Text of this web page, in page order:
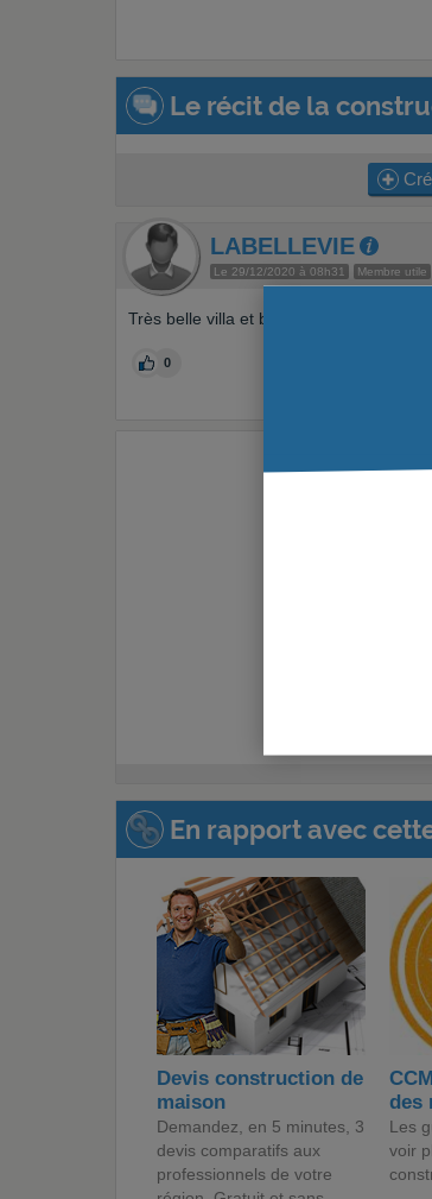
Le récit de la
LABELLEVIE
Le 29/12/2020 à 08h31 Membre utile
Très belle villa et beau projet, bonne
0
En rapport avec
Devis construction de
maison
Demandez, en 5 minutes, 3
devis comparatifs aux
professionnels de votre
des
Les
voir